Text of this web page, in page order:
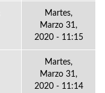
Martes,
Marzo 31,
2020 - 11:15
Martes,
Marzo 31,
2020 - 11:14